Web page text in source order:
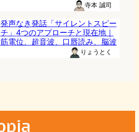
寺本 誠司
発声なき発話「サイレントスピー
チ」4つのアプローチと現在地｜
筋電位、超音波、口唇読み、脳波
りょうとく